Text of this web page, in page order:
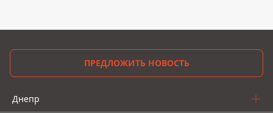
ПРЕДЛОЖИТЬ НОВОСТЬ
Днепр